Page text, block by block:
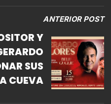
ANTERIOR POST
Y
SUS
CUEVA